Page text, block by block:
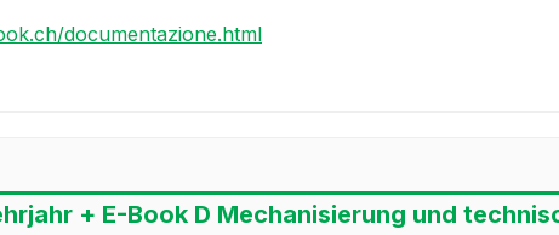
documentazione.html
+ E-Book D Mechanisierung und